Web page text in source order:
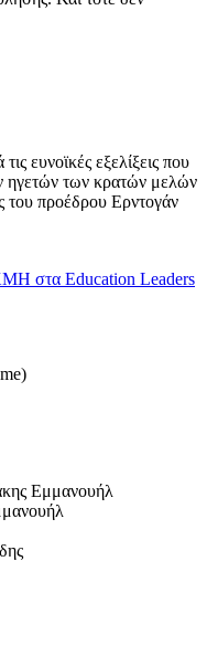
ευνοϊκές εξελίξεις που
ηγετών των κρατών μελών
προέδρου Ερντογάν
στα Education Leaders
Εμμανουήλ